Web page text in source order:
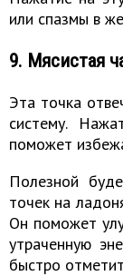
или спазмы в
9. Мясистая
Эта точка
систему.
поможет
Полезной
точек на
Он поможет
утраченную
быстро